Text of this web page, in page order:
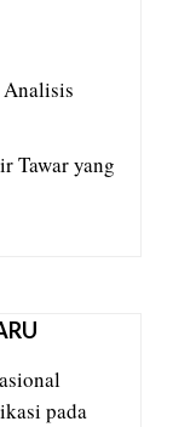
Tawar yang
pada